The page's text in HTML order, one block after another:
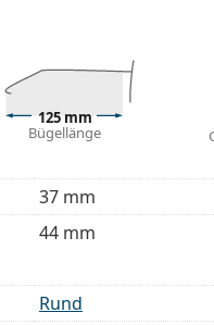
Original-Etui. Die
derBrillen
, um
Sie Hilfe bei der
Sie vor dem Gebrauch
125 mm
Bügellänge
37 mm
44 mm
Rund